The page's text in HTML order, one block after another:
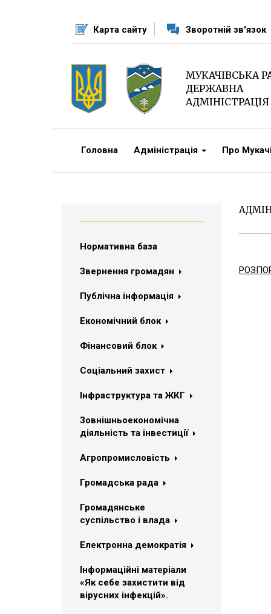
Карта сайту Зворотній зв'язок
МУКАЧІВСЬКА
ДЕРЖАВНА
АДМІНІСТРАЦІЯ
Головна Адміністрація Про
Нормативна база
Звернення громадян
Публічна інформація
Економічний блок
Фінансовий блок
Соціальний захист
Інфраструктура та ЖКГ
Зовнішньоекономічна
діяльність та інвестиції
Агропромисловість
Громадська рада
Громадянське
суспільство і влада
Електронна демократія
Інформаційні матеріали
«Як себе захистити від
вірусних інфекцій».